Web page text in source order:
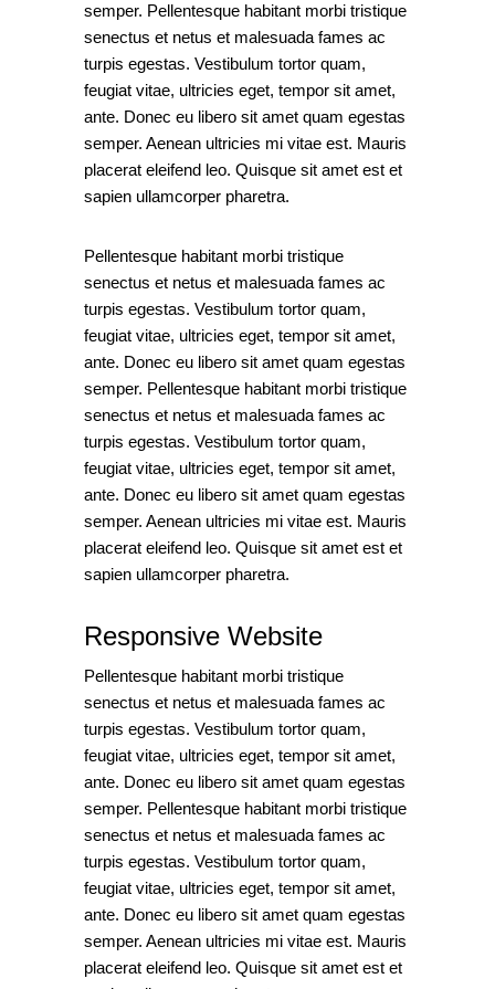
semper. Pellentesque habitant morbi tristique
senectus et netus et malesuada fames ac
turpis egestas. Vestibulum tortor quam,
feugiat vitae, ultricies eget, tempor sit amet,
ante. Donec eu libero sit amet quam egestas
semper. Aenean ultricies mi vitae est. Mauris
placerat eleifend leo. Quisque sit amet est et
sapien ullamcorper pharetra.
Pellentesque habitant morbi tristique
senectus et netus et malesuada fames ac
turpis egestas. Vestibulum tortor quam,
feugiat vitae, ultricies eget, tempor sit amet,
ante. Donec eu libero sit amet quam egestas
semper. Pellentesque habitant morbi tristique
senectus et netus et malesuada fames ac
turpis egestas. Vestibulum tortor quam,
feugiat vitae, ultricies eget, tempor sit amet,
ante. Donec eu libero sit amet quam egestas
semper. Aenean ultricies mi vitae est. Mauris
placerat eleifend leo. Quisque sit amet est et
sapien ullamcorper pharetra.
Responsive Website
Pellentesque habitant morbi tristique
senectus et netus et malesuada fames ac
turpis egestas. Vestibulum tortor quam,
feugiat vitae, ultricies eget, tempor sit amet,
ante. Donec eu libero sit amet quam egestas
semper. Pellentesque habitant morbi tristique
senectus et netus et malesuada fames ac
turpis egestas. Vestibulum tortor quam,
feugiat vitae, ultricies eget, tempor sit amet,
ante. Donec eu libero sit amet quam egestas
semper. Aenean ultricies mi vitae est. Mauris
placerat eleifend leo. Quisque sit amet est et